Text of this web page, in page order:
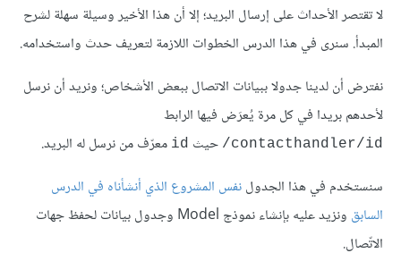
لا تقتصر الأحداث على إرسال البريد؛ إلا أن هذا الأخير وسيلة سهلة لشرح
المبدأ. سنرى في هذا الدرس الخطوات اللازمة لتعريف حدث واستخدامه.
نفترض أن لدينا جدولا ببيانات الاتصال ببعض الأشخاص؛ ونريد أن نرسل
لأحدهم بريدا في كل مرة يُعرَض فيها الرابط
contacthandler/id/ حيث id معرّف من نرسل له البريد.
سنستخدم في هذا الجدولنفس المشروع الذي أنشأناه في الدرس
السابق
ونزيد عليه بإنشاء نموذج Model وجدول بيانات لحفظ جهات
الاتّصال.